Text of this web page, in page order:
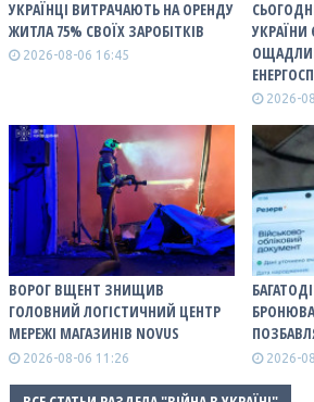
УКРАЇНЦІ ВИТРАЧАЮТЬ НА ОРЕНДУ
ЖИТЛА 75% СВОЇХ ЗАРОБІТКІВ
2026-08-06 16:45
УКРАЇНИ
2026-
ВОРОГ ВЩЕНТ ЗНИЩИВ
ГОЛОВНИЙ ЛОГІСТИЧНИЙ ЦЕНТР
МЕРЕЖІ МАГАЗИНІВ NOVUS
2026-08-06 11:26 2026-